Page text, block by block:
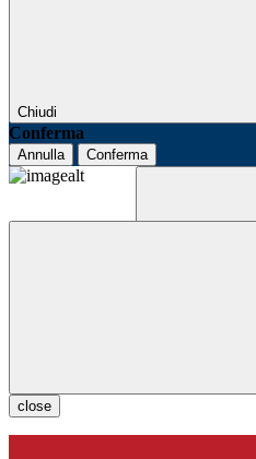
Chiudi
Conferma
Annulla Conferma
close